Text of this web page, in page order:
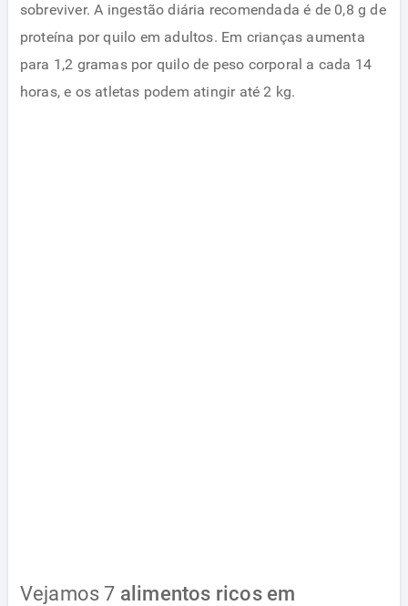
sobreviver. A ingestão diária recomendada é de 0,8 g de
proteína por quilo em adultos. Em crianças aumenta
para 1,2 gramas por quilo de peso corporal a cada 14
horas, e os atletas podem atingir até 2 kg.
Vejamos 7 alimentos ricos em